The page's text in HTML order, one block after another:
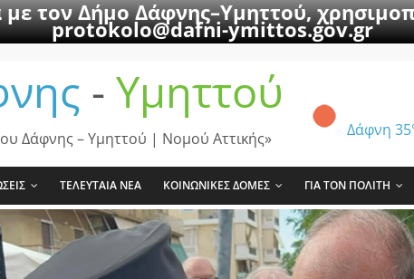
με τον Δήμο Δάφνης–Υμηττού,
protokolo@dafni-ymittos.gov.gr
- Υμηττού
Δάφνη
Δάφνης – Υμηττού | Νομού Αττικής»
ΤΕΛΕΥΤΑΙΑ ΝΕΑ ΚΟΙΝΩΝΙΚΕΣ ΔΟΜΕΣ ΓΙΑ ΤΟΝ ΠΟΛΙΤΗ